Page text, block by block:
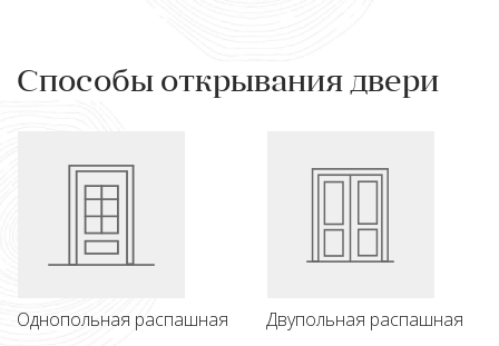
Способы открывания двери
Однопольная распашная Двупольная распашная